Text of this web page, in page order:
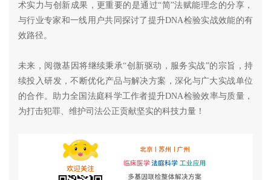
术实力与创新成果，更重要的是通过“简”法赋能理念的分享，
与行业专家和一线用户共同探讨了提升DNA检验实战效能的有
效路径。
未来，阅微基因将继续秉承“创新驱动，服务实战”的宗旨，持
续投入研发，不断优化产品与解决方案，深化与广大实战单位
的合作。助力全国法庭科学工作者提升DNA检验效率与质量，
为打击犯罪、维护司法公正贡献坚实的科技力量！